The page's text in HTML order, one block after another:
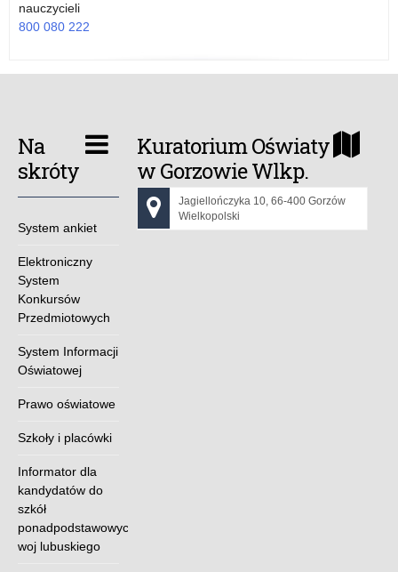
nauczycieli
800 080 222
Na
skróty
System ankiet
Elektroniczny
System
Konkursów
Przedmiotowych
System Informacji
Oświatowej
Prawo oświatowe
Szkoły i placówki
Informator dla
kandydatów do
szkół
ponadpodstawowych
woj lubuskiego
Kuratorium Oświaty
w Gorzowie Wlkp.
Jagiellończyka 10, 66-400 Gorzów
Wielkopolski